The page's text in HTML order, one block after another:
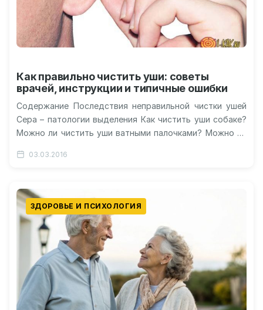
Как правильно чистить уши: советы
врачей, инструкции и типичные ошибки
Содержание Последствия неправильной чистки ушей
Сера – патологии выделения Как чистить уши собаке?
Можно ли чистить уши ватными палочками? Можно ли
03.03.2016
ЗДОРОВЬЕ И ПСИХОЛОГИЯ